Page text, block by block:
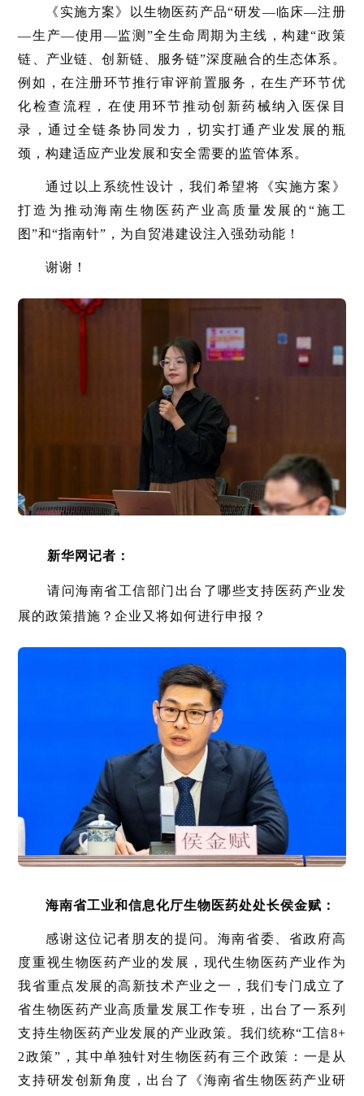
《实施方案》以生物医药产品“研发—临床—注册
—生产—使用—监测”全生命周期为主线，构建“政策
链、产业链、创新链、服务链”深度融合的生态体系。
例如，在注册环节推行审评前置服务，在生产环节优
化检查流程，在使用环节推动创新药械纳入医保目
录，通过全链条协同发力，切实打通产业发展的瓶
颈，构建适应产业发展和安全需要的监管体系。
通过以上系统性设计，我们希望将《实施方案》
打造为推动海南生物医药产业高质量发展的“施工
图”和“指南针”，为自贸港建设注入强劲动能！
谢谢！
新华网记者：
请问海南省工信部门出台了哪些支持医药产业发
展的政策措施？企业又将如何进行申报？
海南省工业和信息化厅生物医药处处长侯金赋：
感谢这位记者朋友的提问。海南省委、省政府高
度重视生物医药产业的发展，现代生物医药产业作为
我省重点发展的高新技术产业之一，我们专门成立了
省生物医药产业高质量发展工作专班，出台了一系列
支持生物医药产业发展的产业政策。我们统称“工信8+
2政策”，其中单独针对生物医药有三个政策：一是从
支持研发创新角度，出台了《海南省生物医药产业研